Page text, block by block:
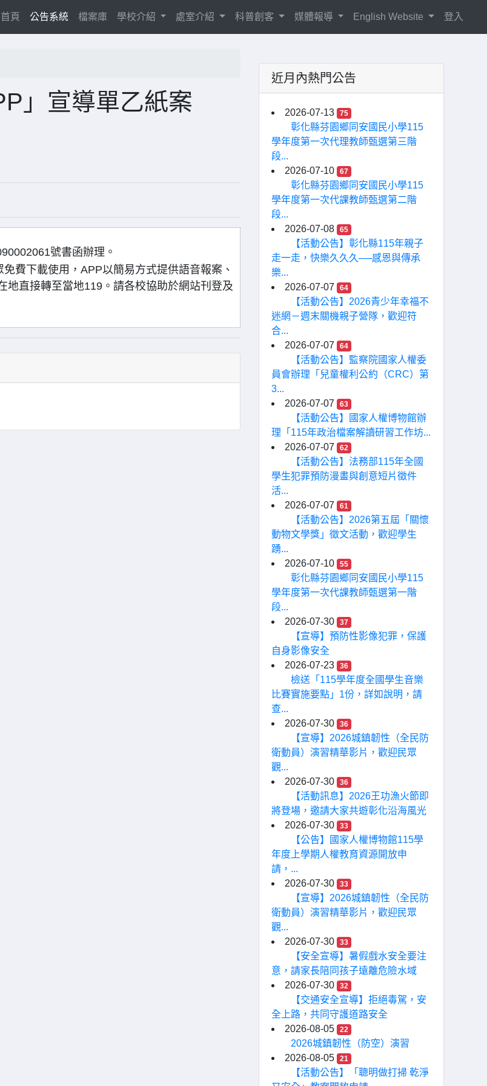
首頁(current)
公告系統 檔案庫 學校介紹 處室介紹 科普創客 媒體報導 English Website 登入
」宣導單乙紙案
號書函辦理。
費下載使用，APP以簡易方式提供語音報案、
地直接轉至當地119。請各校協助於網站刊登及
近月內熱門公告
2026-07-13 75
彰化縣芬園鄉同安國民小學115
學年度第一次代理教師甄選第三階
段...
2026-07-10
67
彰化縣芬園鄉同安國民小學115
學年度第一次代課教師甄選第二階
段...
2026-07-08
65
【活動公告】彰化縣115年親子
走一走，快樂久久久──感恩與傳承
樂...
2026-07-07
64
【活動公告】2026青少年幸福不
迷網－週末關機親子營隊，歡迎符
合...
2026-07-07
64
【活動公告】監察院國家人權委
員會辦理「兒童權利公約（CRC）第
3...
2026-07-07
63
【活動公告】國家人權博物館辦
理「115年政治檔案解讀研習工作坊...
2026-07-07
62
【活動公告】法務部115年全國
學生犯罪預防漫畫與創意短片徵件
活...
2026-07-07
61
【活動公告】2026第五屆「關懷
動物文學獎」徵文活動，歡迎學生
踴...
2026-07-10
55
彰化縣芬園鄉同安國民小學115
學年度第一次代課教師甄選第一階
段...
2026-07-30
37
【宣導】預防性影像犯罪，保護
自身影像安全
2026-07-23
36
檢送「115學年度全國學生音樂
比賽實施要點」1份，詳如說明，請
查...
2026-07-30
36
【宣導】2026城鎮韌性（全民防
衛動員）演習精華影片，歡迎民眾
觀...
2026-07-30
36
【活動訊息】2026王功漁火節即
將登場，邀請大家共遊彰化沿海風光
2026-07-30
33
【公告】國家人權博物館115學
年度上學期人權教育資源開放申
請，...
2026-07-30
33
【宣導】2026城鎮韌性（全民防
衛動員）演習精華影片，歡迎民眾
觀...
2026-07-30
33
【安全宣導】暑假戲水安全要注
意，請家長陪同孩子遠離危險水域
2026-07-30
32
【交通安全宣導】拒絕毒駕，安
全上路，共同守護道路安全
2026-08-05
22
2026城鎮韌性（防空）演習
2026-08-05
21
【活動公告】「聰明做打掃 乾淨